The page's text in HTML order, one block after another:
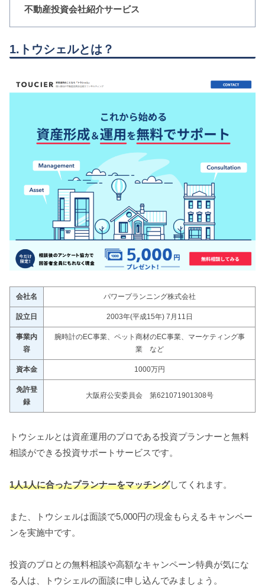
不動産投資会社紹介サービス
1.トウシェルとは？
会社名 パワープランニング株式会社
設立日 2003年(平成15年) 7月11日
事業内
容
腕時計のEC事業、ペット商材のEC事業、マーケティング事
業 など
資本金 1000万円
免許登
録
大阪府公安委員会 第621071901308号
トウシェルとは資産運用のプロである投資プランナーと無料
相談ができる投資サポートサービスです。
1人1人に合ったプランナーをマッチングしてくれます。
また、トウシェルは面談で5,000円の現金もらえるキャンペー
ンを実施中です。
投資のプロとの無料相談や高額なキャンペーン特典が気にな
る人は、トウシェルの面談に申し込んでみましょう。